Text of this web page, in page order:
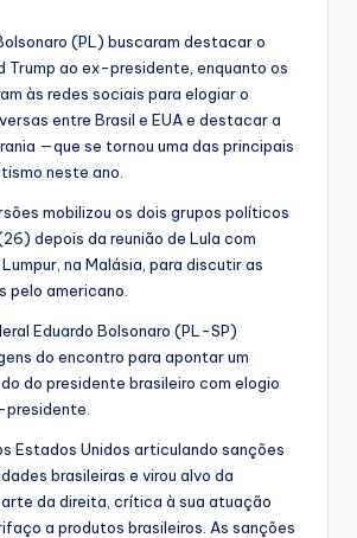
(PL) buscaram destacar o
Trump ao ex-presidente, enquanto os
às redes sociais para elogiar o
entre Brasil e EUA e destacar a
—que se tornou uma das principais
neste ano.
mobilizou os dois grupos políticos
depois da reunião de Lula com
Lumpur, na Malásia, para discutir as
americano.
Eduardo Bolsonaro (PL-SP)
do encontro para apontar um
do presidente brasileiro com elogio
Estados Unidos articulando sanções
brasileiras e virou alvo da
da direita, crítica à sua atuação
a produtos brasileiros. As sanções